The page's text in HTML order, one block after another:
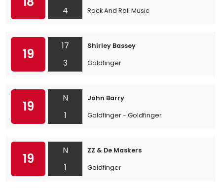
4
Rock And Roll Music
19
17
3
Shirley Bassey
Goldfinger
19
N
1
John Barry
Goldfinger - Goldfinger
19
N
1
ZZ & De Maskers
Goldfinger